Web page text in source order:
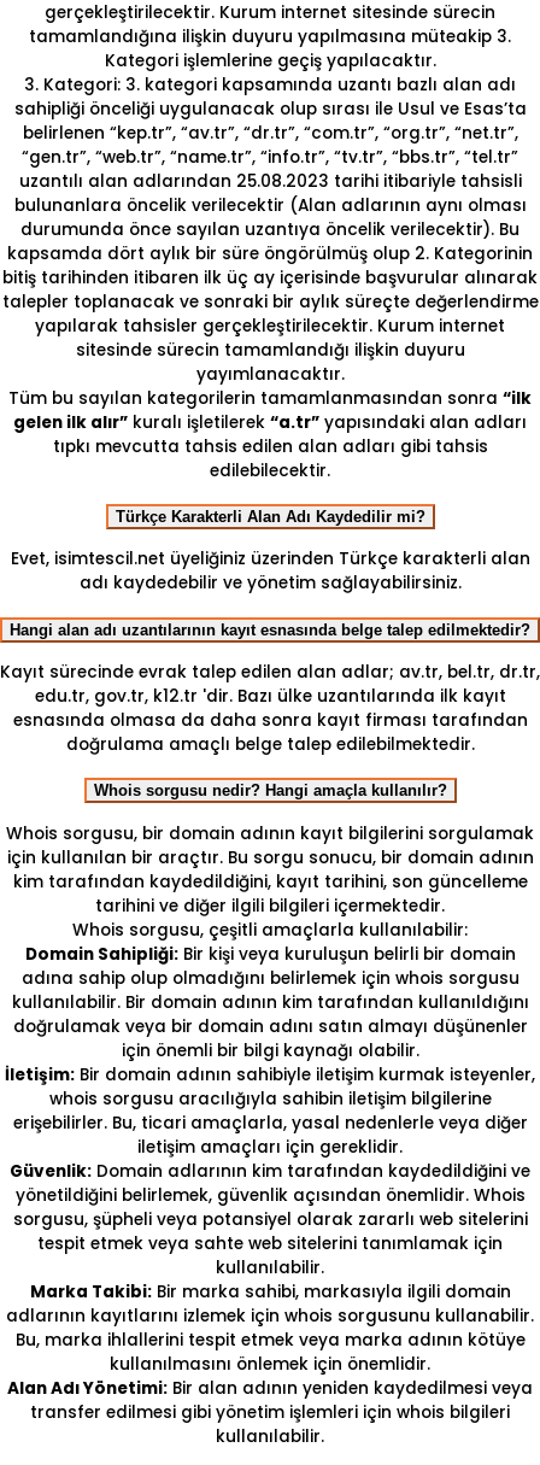
gerçekleştirilecektir. Kurum internet sitesinde sürecin
tamamlandığına ilişkin duyuru yapılmasına müteakip 3.
Kategori işlemlerine geçiş yapılacaktır.
3. Kategori: 3. kategori kapsamında uzantı bazlı alan adı
sahipliği önceliği uygulanacak olup sırası ile Usul ve Esas’ta
belirlenen “kep.tr”, “av.tr”, “dr.tr”, “com.tr”, “org.tr”, “net.tr”,
“gen.tr”, “web.tr”, “name.tr”, “info.tr”, “tv.tr”, “bbs.tr”, “tel.tr”
uzantılı alan adlarından 25.08.2023 tarihi itibariyle tahsisli
bulunanlara öncelik verilecektir (Alan adlarının aynı olması
durumunda önce sayılan uzantıya öncelik verilecektir). Bu
kapsamda dört aylık bir süre öngörülmüş olup 2. Kategorinin
bitiş tarihinden itibaren ilk üç ay içerisinde başvurular alınarak
talepler toplanacak ve sonraki bir aylık süreçte değerlendirme
yapılarak tahsisler gerçekleştirilecektir. Kurum internet
sitesinde sürecin tamamlandığı ilişkin duyuru
yayımlanacaktır.
Tüm bu sayılan kategorilerin tamamlanmasından sonra “ilk
gelen ilk alır” kuralı işletilerek “a.tr” yapısındaki alan adları
tıpkı mevcutta tahsis edilen alan adları gibi tahsis
edilebilecektir.
Türkçe Karakterli Alan Adı Kaydedilir mi?
Evet, isimtescil.net üyeliğiniz üzerinden Türkçe karakterli alan
adı kaydedebilir ve yönetim sağlayabilirsiniz.
Hangi alan adı uzantılarının kayıt esnasında belge talep edilmektedir?
Kayıt sürecinde evrak talep edilen alan adlar; av.tr, bel.tr, dr.tr,
edu.tr, gov.tr, k12.tr 'dir. Bazı ülke uzantılarında ilk kayıt
esnasında olmasa da daha sonra kayıt firması tarafından
doğrulama amaçlı belge talep edilebilmektedir.
Whois sorgusu nedir? Hangi amaçla kullanılır?
Whois sorgusu, bir domain adının kayıt bilgilerini sorgulamak
için kullanılan bir araçtır. Bu sorgu sonucu, bir domain adının
kim tarafından kaydedildiğini, kayıt tarihini, son güncelleme
tarihini ve diğer ilgili bilgileri içermektedir.
Whois sorgusu, çeşitli amaçlarla kullanılabilir:
Domain Sahipliği:Bir kişi veya kuruluşun belirli bir domain
adına sahip olup olmadığını belirlemek için whois sorgusu
kullanılabilir. Bir domain adının kim tarafından kullanıldığını
doğrulamak veya bir domain adını satın almayı düşünenler
için önemli bir bilgi kaynağı olabilir.
İletişim: Bir domain adının sahibiyle iletişim kurmak isteyenler,
whois sorgusu aracılığıyla sahibin iletişim bilgilerine
erişebilirler. Bu, ticari amaçlarla, yasal nedenlerle veya diğer
iletişim amaçları için gereklidir.
Güvenlik: Domain adlarının kim tarafından kaydedildiğini ve
yönetildiğini belirlemek, güvenlik açısından önemlidir. Whois
sorgusu, şüpheli veya potansiyel olarak zararlı web sitelerini
tespit etmek veya sahte web sitelerini tanımlamak için
kullanılabilir.
Marka Takibi:Bir marka sahibi, markasıyla ilgili domain
adlarının kayıtlarını izlemek için whois sorgusunu kullanabilir.
Bu, marka ihlallerini tespit etmek veya marka adının kötüye
kullanılmasını önlemek için önemlidir.
Alan Adı Yönetimi: Bir alan adının yeniden kaydedilmesi veya
transfer edilmesi gibi yönetim işlemleri için whois bilgileri
kullanılabilir.